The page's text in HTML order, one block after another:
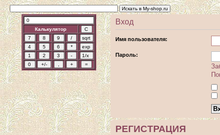
Калькулятор
Вход
Имя пользователя:
Пароль:
РЕГИСТРАЦИЯ